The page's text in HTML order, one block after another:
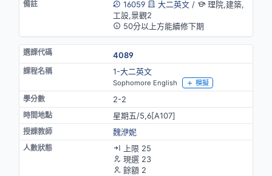
16059
大二英文/
理院,建築,
工設,景觀2
50分以上方能續修下期
4089
1-大二英文
Sophomore English 模擬
2-2
星期五/5,6[A107]
魏洢妮
上限 25
現選 23
餘額 2